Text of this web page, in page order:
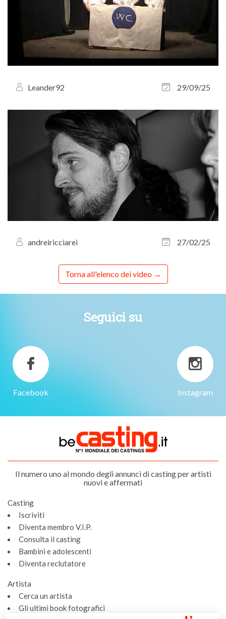
Leander92 29/09/25
andreiricciarei 27/02/25
Torna all'elenco dei video
Seguici su
Facebook Instagram
Il numero uno al mondo degli annunci di casting per artisti
nuovi e affermati
Casting
Iscriviti
Diventa membro V.I.P.
Consulta il casting
Bambini e adolescenti
Diventa reclutatore
Artista
Cerca un artista
Gli ultimi book fotografici